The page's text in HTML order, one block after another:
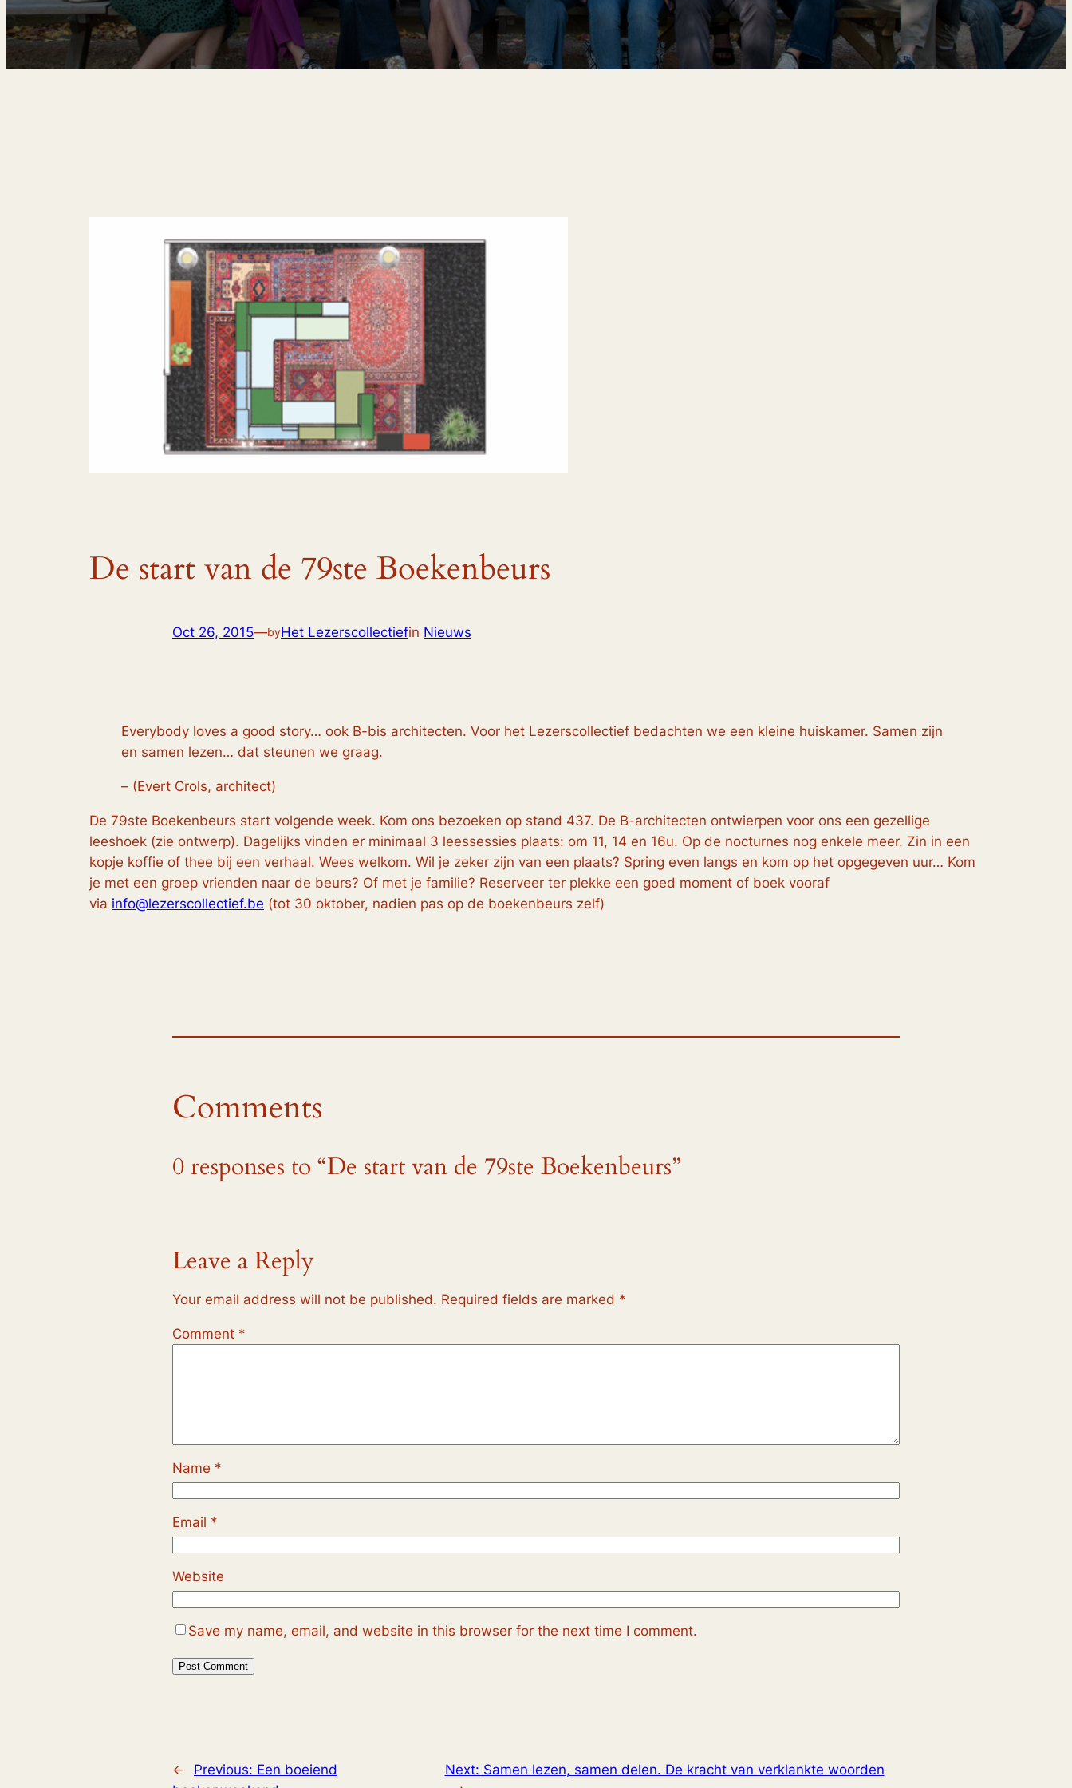
De start van de 79ste Boekenbeurs
Oct 26, 2015—byHet Lezerscollectiefin Nieuws
Everybody loves a good story… ook B-bis architecten. Voor het Lezerscollectief bedachten we een kleine huiskamer. Samen zijn
en samen lezen… dat steunen we graag.
– (Evert Crols, architect)
De 79ste Boekenbeurs start volgende week. Kom ons bezoeken op stand 437. De B-architecten ontwierpen voor ons een gezellige
leeshoek (zie ontwerp). Dagelijks vinden er minimaal 3 leessessies plaats: om 11, 14 en 16u. Op de nocturnes nog enkele meer. Zin in een
kopje koffie of thee bij een verhaal. Wees welkom. Wil je zeker zijn van een plaats? Spring even langs en kom op het opgegeven uur… Kom
je met een groep vrienden naar de beurs? Of met je familie? Reserveer ter plekke een goed moment of boek vooraf
via info@lezerscollectief.be (tot 30 oktober, nadien pas op de boekenbeurs zelf)
Comments
0 responses to “De start van de 79ste Boekenbeurs”
Leave a Reply
Your email address will not be published. Required fields are marked *
Comment *
Name *
Email *
Website
Save my name, email, and website in this browser for the next time I comment.
← Previous: Een boeiend
Next: Samen lezen, samen delen. De kracht van verklankte woorden